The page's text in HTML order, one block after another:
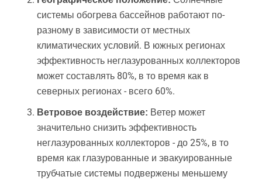
системы обогрева бассейнов работают по-
разному в зависимости от местных
климатических условий. В южных регионах
эффективность неглазурованных коллекторов
может составлять 80%, в то время как в
северных регионах - всего 60%.
Ветровое воздействие: Ветер может
значительно снизить эффективность
неглазурованных коллекторов - до 25%, в то
время как глазурованные и эвакуированные
трубчатые системы подвержены меньшему